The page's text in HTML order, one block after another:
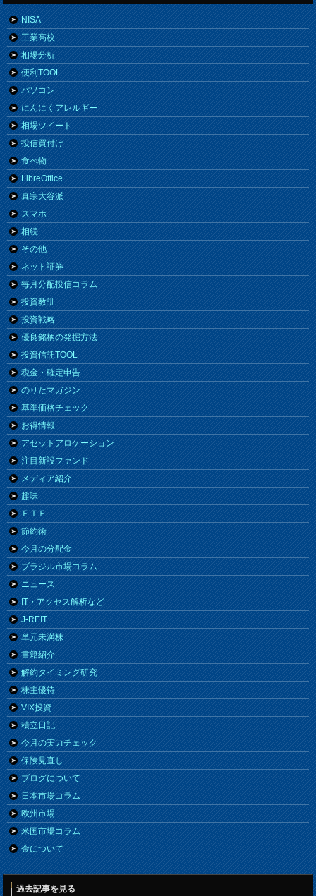
NISA
工業高校
相場分析
便利TOOL
パソコン
にんにくアレルギー
相場ツイート
投信買付け
食べ物
LibreOffice
真宗大谷派
スマホ
相続
その他
ネット証券
毎月分配投信コラム
投資教訓
投資戦略
優良銘柄の発掘方法
投資信託TOOL
税金・確定申告
のりたマガジン
基準価格チェック
お得情報
アセットアロケーション
注目新設ファンド
メディア紹介
趣味
ＥＴＦ
節約術
今月の分配金
ブラジル市場コラム
ニュース
IT・アクセス解析など
J-REIT
単元未満株
書籍紹介
解約タイミング研究
株主優待
VIX投資
積立日記
今月の実力チェック
保険見直し
ブログについて
日本市場コラム
欧州市場
米国市場コラム
金について
過去記事を見る